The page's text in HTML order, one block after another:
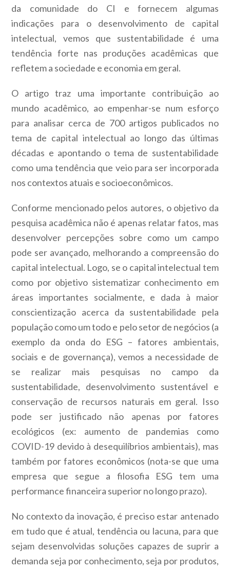
da comunidade do CI e fornecem algumas
indicações para o desenvolvimento de capital
intelectual, vemos que sustentabilidade é uma
tendência forte nas produções acadêmicas que
refletem a sociedade e economia em geral.
O artigo traz uma importante contribuição ao
mundo acadêmico, ao empenhar-se num esforço
para analisar cerca de 700 artigos publicados no
tema de capital intelectual ao longo das últimas
décadas e apontando o tema de sustentabilidade
como uma tendência que veio para ser incorporada
nos contextos atuais e socioeconômicos.
Conforme mencionado pelos autores, o objetivo da
pesquisa acadêmica não é apenas relatar fatos, mas
desenvolver percepções sobre como um campo
pode ser avançado, melhorando a compreensão do
capital intelectual. Logo, se o capital intelectual tem
como por objetivo sistematizar conhecimento em
áreas importantes socialmente, e dada à maior
conscientização acerca da sustentabilidade pela
população como um todo e pelo setor de negócios (a
exemplo da onda do ESG – fatores ambientais,
sociais e de governança), vemos a necessidade de
se realizar mais pesquisas no campo da
sustentabilidade, desenvolvimento sustentável e
conservação de recursos naturais em geral. Isso
pode ser justificado não apenas por fatores
ecológicos (ex: aumento de pandemias como
COVID-19 devido à desequilíbrios ambientais), mas
também por fatores econômicos (nota-se que uma
empresa que segue a filosofia ESG tem uma
performance financeira superior no longo prazo).
No contexto da inovação, é preciso estar antenado
em tudo que é atual, tendência ou lacuna, para que
sejam desenvolvidas soluções capazes de suprir a
demanda seja por conhecimento, seja por produtos,